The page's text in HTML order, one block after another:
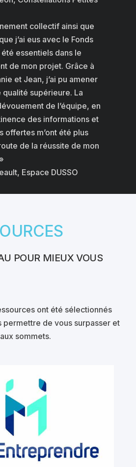
collectif ainsi que
j’ai eus avec le Fonds
été essentiels dans le
de mon projet. Grâce à
et Jean, j’ai pu amener
qualité supérieure. La
de l’équipe, en
des informations et
offertes m’ont été plus
de la réussite de mon
Espace DUSSO
POUR MIEUX VOUS
ont été sélectionnés
permettre de vous surpasser et
sommets.